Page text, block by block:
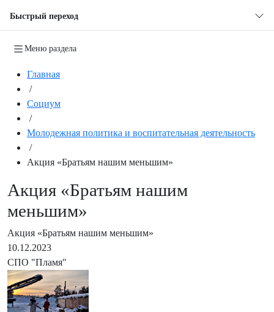
Быстрый переход
Меню раздела
Главная
/
Социум
/
Молодежная политика и воспитательная деятельность
/
Акция «Братьям нашим меньшим»
Акция «Братьям нашим
меньшим»
Акция «Братьям нашим меньшим»
10.12.2023
СПО "Пламя"